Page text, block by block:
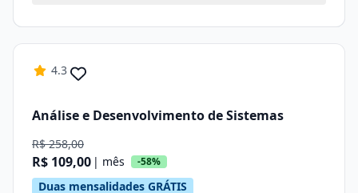
4.3
Análise e Desenvolvimento de Sistemas
R$ 258,00
R$ 109,00 | mês -58%
Duas mensalidades GRÁTIS